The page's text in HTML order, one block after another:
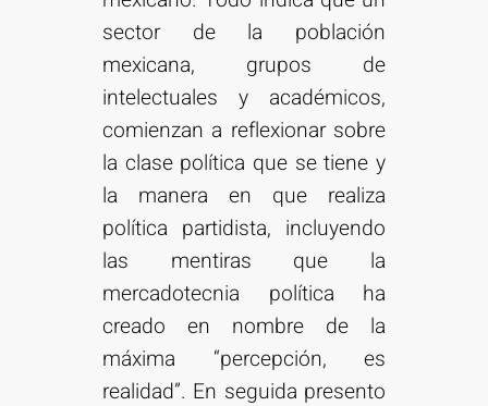
sector de la población
mexicana, grupos de
intelectuales y académicos,
comienzan a reflexionar sobre
la clase política que se tiene y
la manera en que realiza
política partidista, incluyendo
las mentiras que la
mercadotecnia política ha
creado en nombre de la
máxima “percepción, es
realidad”. En seguida presento